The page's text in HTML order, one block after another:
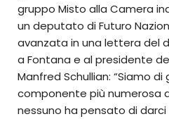
gruppo Misto alla Camera
un deputato di Futuro
avanzata in una lettera del
a Fontana e al presidente
Manfred Schullian: “Siamo di
componente più numerosa
nessuno ha pensato di